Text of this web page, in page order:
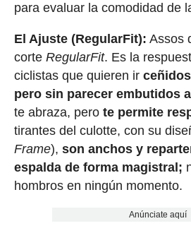
para evaluar la comodidad de
El Ajuste (RegularFit): Assos
corte RegularFit. Es la
ciclistas que quieren ir
pero sin parecer embutidos
te abraza, pero te permite
tirantes del culotte, con su
Frame), son anchos y
espalda de forma magistral;
hombros en ningún momento.
Anúnciate aquí